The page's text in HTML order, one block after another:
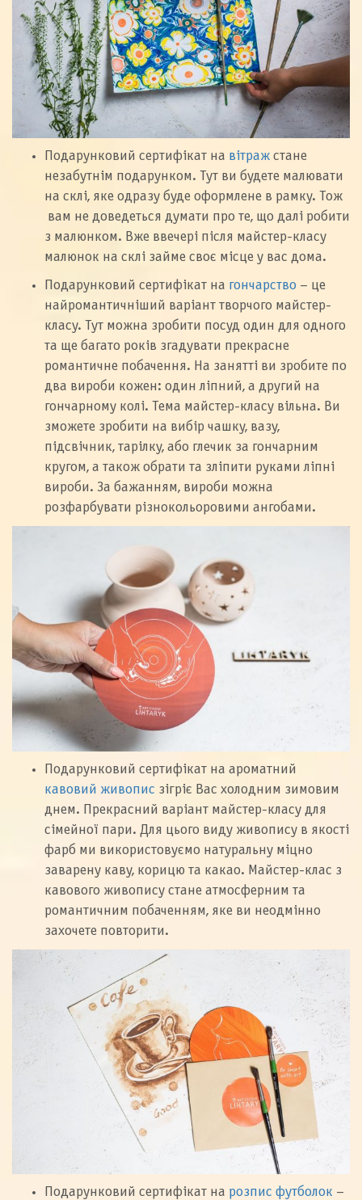
Подарунковий сертифікат на вітраж стане
незабутнім подарунком. Тут ви будете малювати
на склі, яке одразу буде оформлене в рамку. Тож
вам не доведеться думати про те, що далі робити
з малюнком. Вже ввечері після майстер-класу
малюнок на склі займе своє місце у вас дома.
Подарунковий сертифікат на гончарство – це
найромантичніший варіант творчого майстер-
класу. Тут можна зробити посуд один для одного
та ще багато років згадувати прекрасне
романтичне побачення. На занятті ви зробите по
два вироби кожен: один ліпний, а другий на
гончарному колі. Тема майстер-класу вільна. Ви
зможете зробити на вибір чашку, вазу,
підсвічник, тарілку, або глечик за гончарним
кругом, а також обрати та зліпити руками ліпні
вироби. За бажанням, вироби можна
розфарбувати різнокольоровими ангобами.
Подарунковий сертифікат на ароматний
кавовий живопис зігріє Вас холодним зимовим
днем. Прекрасний варіант майстер-класу для
сімейної пари. Для цього виду живопису в якості
фарб ми використовуємо натуральну міцно
заварену каву, корицю та какао. Майстер-клас з
кавового живопису стане атмосферним та
романтичним побаченням, яке ви неодмінно
захочете повторити.
Подарунковий сертифікат на розпис футболок –